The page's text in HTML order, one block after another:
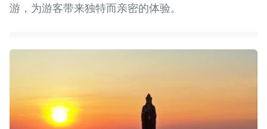
游，为游客带来独特而亲密的体验。